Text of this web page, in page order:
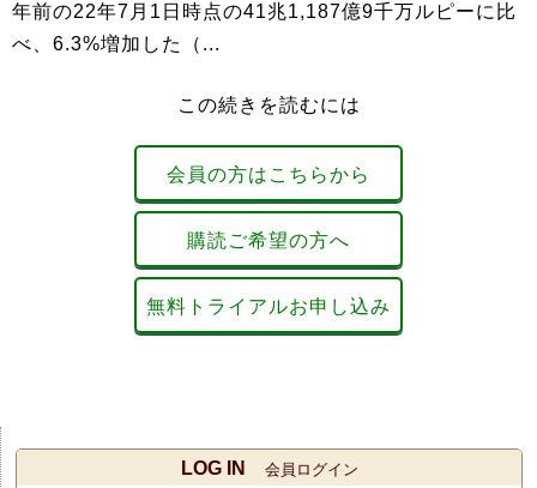
年前の22年7月1日時点の41兆1,187億9千万ルピーに比
べ、6.3%増加した（...
この続きを読むには
会員の方はこちらから
購読ご希望の方へ
無料トライアルお申し込み
LOG IN 会員ログイン